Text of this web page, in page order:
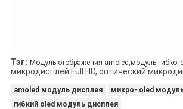
Тэг: Модуль отображения amoled,модуль
микродисплей Full HD, оптический
amoled модуль дисплея
микро- oled
гибкий oled модуль дисплея